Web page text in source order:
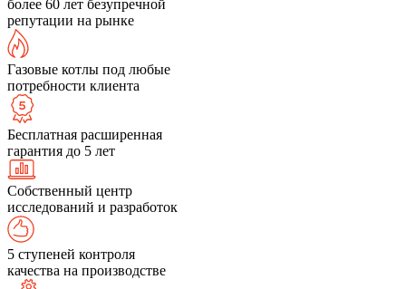
более 60 лет безупречной
репутации на рынке
Газовые котлы под любые
потребности клиента
Бесплатная расширенная
гарантия до 5 лет
Собственный центр
исследований и разработок
5 ступеней контроля
качества на производстве